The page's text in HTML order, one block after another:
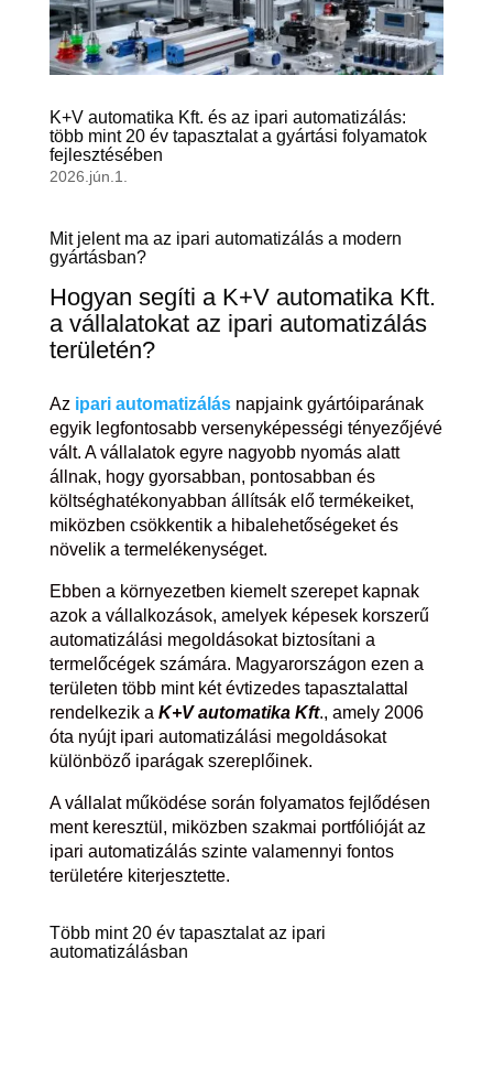
K+V automatika Kft. és az ipari automatizálás:
több mint 20 év tapasztalat a gyártási folyamatok
fejlesztésében
2026.jún.1.
Mit jelent ma az ipari automatizálás a modern
gyártásban?
Hogyan segíti a K+V automatika Kft.
a vállalatokat az ipari automatizálás
területén?
Az ipari automatizálásnapjaink gyártóiparának
egyik legfontosabb versenyképességi tényezőjévé
vált. A vállalatok egyre nagyobb nyomás alatt
állnak, hogy gyorsabban, pontosabban és
költséghatékonyabban állítsák elő termékeiket,
miközben csökkentik a hibalehetőségeket és
növelik a termelékenységet.
Ebben a környezetben kiemelt szerepet kapnak
azok a vállalkozások, amelyek képesek korszerű
automatizálási megoldásokat biztosítani a
termelőcégek számára. Magyarországon ezen a
területen több mint két évtizedes tapasztalattal
rendelkezik a K+V automatika Kft., amely 2006
óta nyújt ipari automatizálási megoldásokat
különböző iparágak szereplőinek.
A vállalat működése során folyamatos fejlődésen
ment keresztül, miközben szakmai portfólióját az
ipari automatizálás szinte valamennyi fontos
területére kiterjesztette.
Több mint 20 év tapasztalat az ipari
automatizálásban